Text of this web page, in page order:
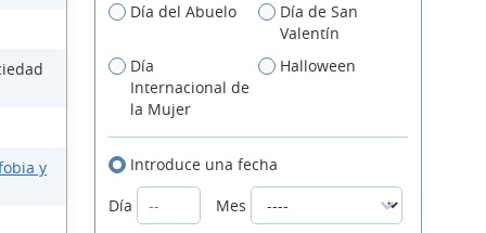
y
Día del Abuelo
Día de San
Valentín
Día
Internacional de
la Mujer
Halloween
Introduce una fecha
Día
Mes